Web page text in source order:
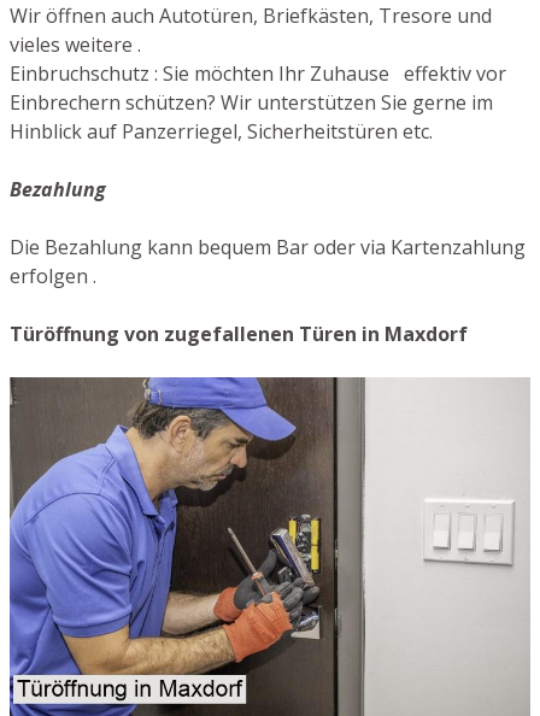
Wir öffnen auch Autotüren, Briefkästen, Tresore und
vieles weitere .
Einbruchschutz : Sie möchten Ihr Zuhause effektiv vor
Einbrechern schützen? Wir unterstützen Sie gerne im
Hinblick auf Panzerriegel, Sicherheitstüren etc.
Bezahlung
Die Bezahlung kann bequem Bar oder via Kartenzahlung
erfolgen .
Türöffnung von zugefallenen Türen in Maxdorf